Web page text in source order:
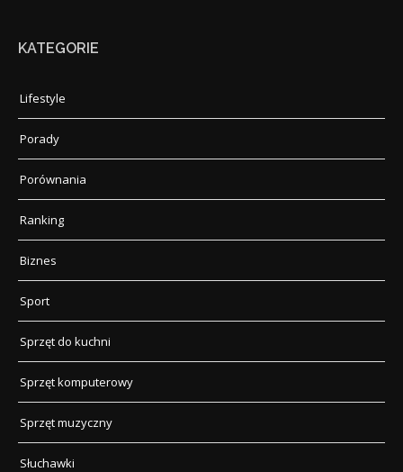
KATEGORIE
Lifestyle
Porady
Porównania
Ranking
Biznes
Sport
Sprzęt do kuchni
Sprzęt komputerowy
Sprzęt muzyczny
Słuchawki